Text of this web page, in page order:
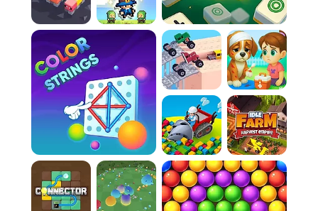
Player 2 Move:ARROW KEYS
Player 2 Run:K
Player 2 Jump:
Jeux similaires à Obby On a Bike
Si vous appréciez ce jeu, vous pourriez
également aimer ces jeux au gameplay
similaire.
Snake 2048 io
Ball Rolling Slope
Ropeman
FAQ: